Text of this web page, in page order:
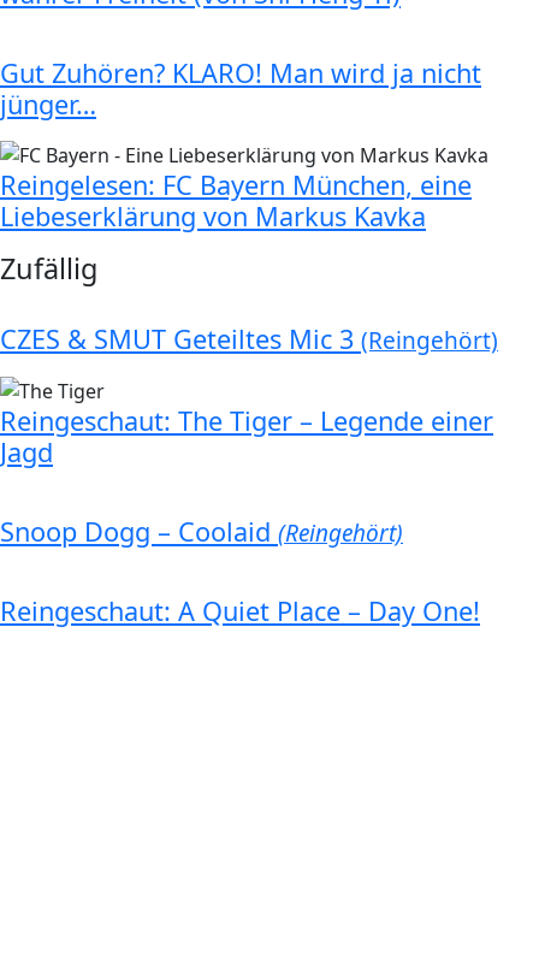
Gut Zuhören? KLARO! Man wird ja nicht
jünger…
Reingelesen: FC Bayern München, eine
Liebeserklärung von Markus Kavka
Zufällig
CZES & SMUT Geteiltes Mic 3 (Reingehört)
Reingeschaut: The Tiger – Legende einer
Jagd
Snoop Dogg – Coolaid (Reingehört)
Reingeschaut: A Quiet Place – Day One!